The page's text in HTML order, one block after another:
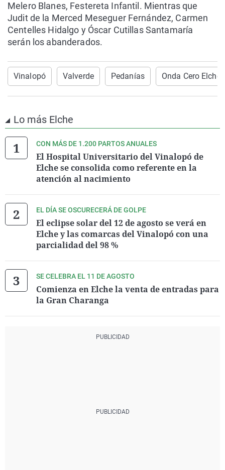
Melero Blanes, Festereta Infantil. Mientras que
Judit de la Merced Meseguer Fernández, Carmen
Centelles Hidalgo y Óscar Cutillas Santamaría
serán los abanderados.
Vinalopó Valverde Pedanías Onda Cero Elche
Lo más Elche
CON MÁS DE 1.200 PARTOS ANUALES
El Hospital Universitario del Vinalopó de
Elche se consolida como referente en la
atención al nacimiento
EL DÍA SE OSCURECERÁ DE GOLPE
El eclipse solar del 12 de agosto se verá en
Elche y las comarcas del Vinalopó con una
parcialidad del 98 %
SE CELEBRA EL 11 DE AGOSTO
Comienza en Elche la venta de entradas para
la Gran Charanga